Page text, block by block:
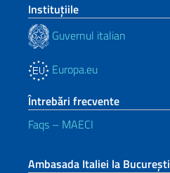
Instituţiile
Guvernul italian
Europa.eu
Întrebări frecvente
Faqs – MAECI
Ambasada Italiei la București